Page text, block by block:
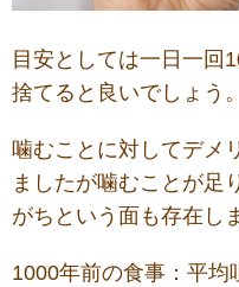
目安としては一日一回
捨てると良いでしょう。
噛むことに対してデメ
ましたが噛むことが足
がちという面も存在し
1000年前の食事：平均